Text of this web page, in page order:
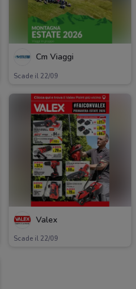
Cm Viaggi
Scade il 22/09
Valex
Scade il 22/09